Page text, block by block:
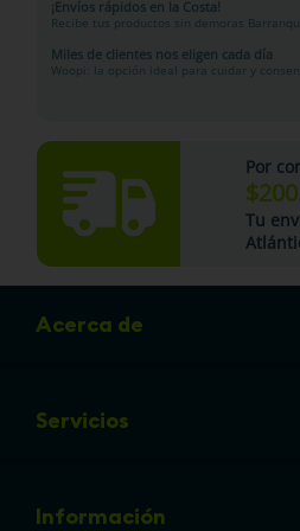
¡Envíos rápidos en la Costa!
Recibe tus productos sin demoras
Miles de clientes nos eligen cada día
Woopi: la opción ideal para cuidar y
Por
Tu
Acerca de
Club de Puntos
Preguntas frecuentes
Servicios
Veterinaria
Información